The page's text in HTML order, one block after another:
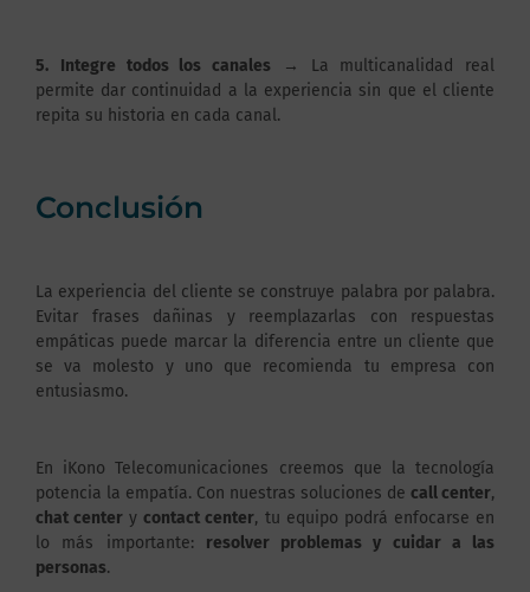
5. Integre todos los canales → La multicanalidad real
permite dar continuidad a la experiencia sin que el cliente
repita su historia en cada canal.
Conclusión
La experiencia del cliente se construye palabra por palabra.
Evitar frases dañinas y reemplazarlas con respuestas
empáticas puede marcar la diferencia entre un cliente que
se va molesto y uno que recomienda tu empresa con
entusiasmo.
En iKono Telecomunicaciones creemos que la tecnología
potencia la empatía. Con nuestras soluciones de call center,
chat center ycontact center, tu equipo podrá enfocarse en
lo más importante: resolver problemas y cuidar a las
personas.